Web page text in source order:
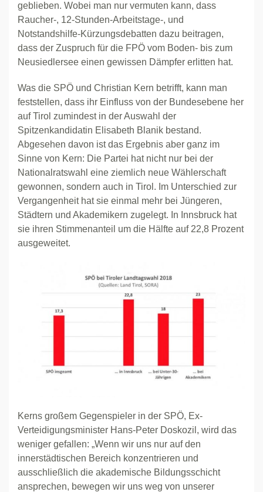
geblieben. Wobei man nur vermuten kann, dass
Raucher-, 12-Stunden-Arbeitstage-, und
Notstandshilfe-Kürzungsdebatten dazu beitragen,
dass der Zuspruch für die FPÖ vom Boden- bis zum
Neusiedlersee einen gewissen Dämpfer erlitten hat.
Was die SPÖ und Christian Kern betrifft, kann man
feststellen, dass ihr Einfluss von der Bundesebene her
auf Tirol zumindest in der Auswahl der
Spitzenkandidatin Elisabeth Blanik bestand.
Abgesehen davon ist das Ergebnis aber ganz im
Sinne von Kern: Die Partei hat nicht nur bei der
Nationalratswahl eine ziemlich neue Wählerschaft
gewonnen, sondern auch in Tirol. Im Unterschied zur
Vergangenheit hat sie einmal mehr bei Jüngeren,
Städtern und Akademikern zugelegt. In Innsbruck hat
sie ihren Stimmenanteil um die Hälfte auf 22,8 Prozent
ausgeweitet.
Kerns großem Gegenspieler in der SPÖ, Ex-
Verteidigungsminister Hans-Peter Doskozil, wird das
weniger gefallen: „Wenn wir uns nur auf den
innerstädtischen Bereich konzentrieren und
ausschließlich die akademische Bildungsschicht
ansprechen, bewegen wir uns weg von unserer